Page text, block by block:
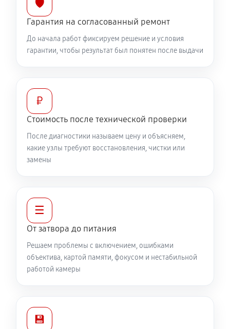
🛡️
Гарантия на согласованный ремонт
До начала работ фиксируем решение и условия
гарантии, чтобы результат был понятен после выдачи
₽
Стоимость после технической проверки
После диагностики называем цену и объясняем,
какие узлы требуют восстановления, чистки или
замены
☰
От затвора до питания
Решаем проблемы с включением, ошибками
объектива, картой памяти, фокусом и нестабильной
работой камеры
💾